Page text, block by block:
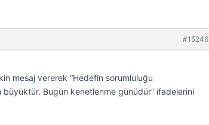
#15246
mesaj vererek “Hedefin sorumluluğu
büyüktür. Bugün kenetlenme günüdür” ifadelerini